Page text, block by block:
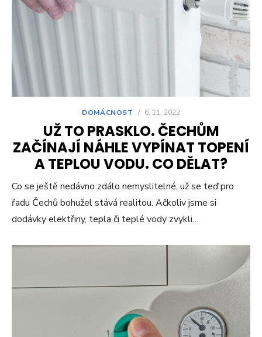
DOMÁCNOST / 6. 11. 2022
UŽ TO PRASKLO. ČECHŮM
ZAČÍNAJÍ NÁHLE VYPÍNAT TOPENÍ
A TEPLOU VODU. CO DĚLAT?
Co se ještě nedávno zdálo nemyslitelné, už se teď pro
řadu Čechů bohužel stává realitou. Ačkoliv jsme si
dodávky elektřiny, tepla či teplé vody zvykli…